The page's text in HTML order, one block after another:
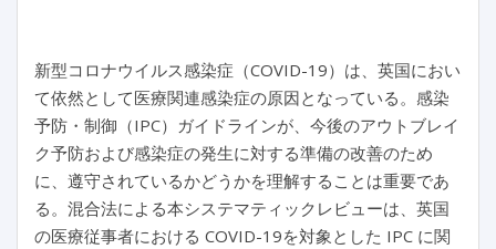
新型コロナウイルス感染症（COVID-19）は、英国におい
て依然として医療関連感染症の原因となっている。感染
予防・制御（IPC）ガイドラインが、今後のアウトブレイ
ク予防および感染症の発生に対する準備の改善のため
に、遵守されているかどうかを理解することは重要であ
る。混合法による本システマティックレビューは、英国
の医療従事者における COVID-19を対象とした IPC に関